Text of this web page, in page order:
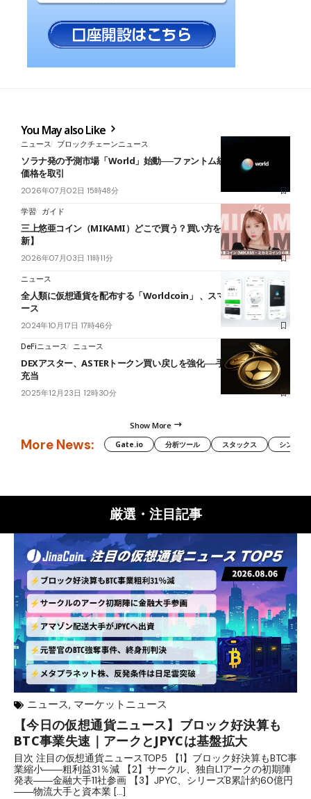
You May also Like
ニュース ブロックチェーンニュース
ソラナ発の予測市場「World」始動──ファントム統合でW杯やBTC
価格を取引
2026年07月02日 15時48分
学習 ガイド
三上悠亜コイン（MIKAMI）どこで買う？買い方を解説【2026年最
新】
2026年07月03日 11時11分
ニュース
全人類に仮想通貨を配布する「Worldcoin」 、スマホアプリをリリ
ース
2024年10月17日 17時46分
DeFiニュース ニュース
DEXアスター、ASTERトークン買い戻しを強化──手数料最大80％を
充当
2025年12月23日 12時30分
Show More
More News: Gate.io 分析ツール スタックス シンボル
厳選・注目記事
ニュース, マーケットニュース
【今日の仮想通貨ニュース】ブロック好決算も
BTC事業失速｜アークとJPYCは基盤拡大
目次 注目の仮想通貨ニュースTOP5 【1】ブロック好決算もBTC事
業縮小――粗利益31％減 【2】サークル、独自L1アークの初期陣
発表――金融大手11社参画 【3】JPYC、シリーズB累計約60億円
――物流大手と資本業 […]